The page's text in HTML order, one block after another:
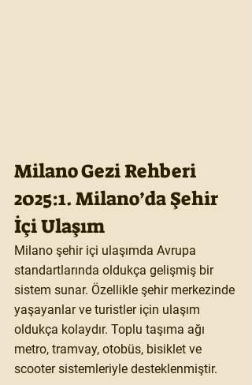
Milano Gezi Rehberi
2025:1. Milano’da Şehir
İçi Ulaşım
Milano şehir içi ulaşımda Avrupa
standartlarında oldukça gelişmiş bir
sistem sunar. Özellikle şehir merkezinde
yaşayanlar ve turistler için ulaşım
oldukça kolaydır. Toplu taşıma ağı
metro, tramvay, otobüs, bisiklet ve
scooter sistemleriyle desteklenmiştir.